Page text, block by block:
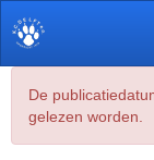
De
gelezen worden.